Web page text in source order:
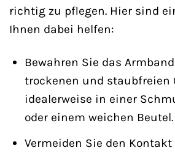
richtig zu pflegen. Hier sind
Ihnen dabei helfen:
Bewahren Sie das
trockenen und staubfreien
idealerweise in einer
oder einem weichen Beutel.
Vermeiden Sie den